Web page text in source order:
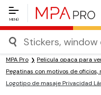
MENÚ
MPA Pro Pelicula opaca para
Pegatinas con motivos de oficios,
Logotipo de masaje Privacidad